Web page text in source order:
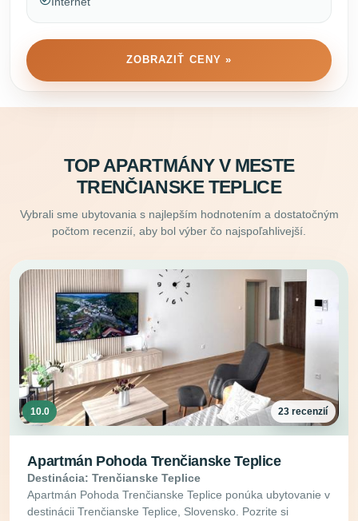
ZOBRAZIŤ CENY »
TOP APARTMÁNY V MESTE
TRENČIANSKE TEPLICE
Vybrali sme ubytovania s najlepším hodnotením a dostatočným
počtom recenzií, aby bol výber čo najspoľahlivejší.
10.0 23 recenzií
Apartmán Pohoda Trenčianske Teplice
Destinácia: Trenčianske Teplice
Apartmán Pohoda Trenčianske Teplice ponúka ubytovanie v
destinácii Trenčianske Teplice, Slovensko. Pozrite si